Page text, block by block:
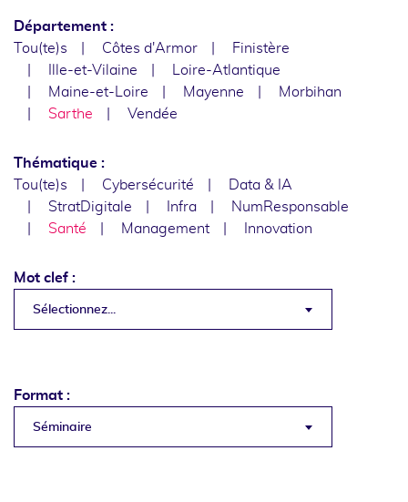
Département :
Tou(te)s
Côtes d'Armor
Finistère
Ille-et-Vilaine
Loire-Atlantique
Maine-et-Loire
Mayenne
Morbihan
Sarthe
Vendée
Thématique :
Tou(te)s
Cybersécurité
Data & IA
StratDigitale
Infra
NumResponsable
Santé
Management Innovation
Mot clef :
Sélectionnez...
Format :
Séminaire